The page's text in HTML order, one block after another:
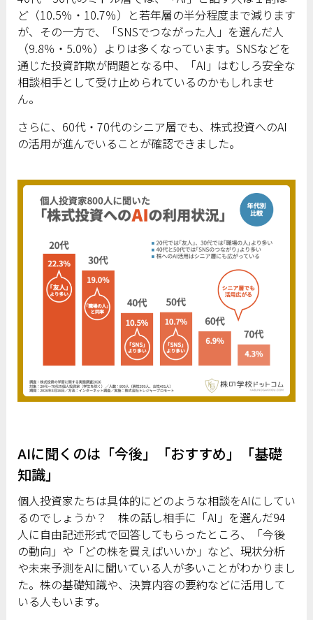
ど（10.5％・10.7％）と若年層の半分程度まで減ります
が、その一方で、「SNSでつながった人」を選んだ人
（9.8％・5.0％）よりは多くなっています。SNSなどを
通じた投資詐欺が問題となる中、「AI」はむしろ安全な
相談相手として受け止められているのかもしれませ
ん。
さらに、60代・70代のシニア層でも、株式投資へのAI
の活用が進んでいることが確認できました。
AIに聞くのは「今後」「おすすめ」「基礎
知識」
個人投資家たちは具体的にどのような相談をAIにしてい
るのでしょうか？ 株の話し相手に「AI」を選んだ94
人に自由記述形式で回答してもらったところ、「今後
の動向」や「どの株を買えばいいか」など、現状分析
や未来予測をAIに聞いている人が多いことがわかりまし
た。株の基礎知識や、決算内容の要約などに活用して
いる人もいます。